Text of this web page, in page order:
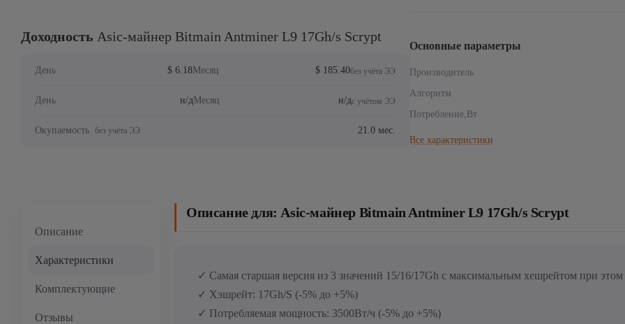
Доходность Asic-майнер Bitmain Antminer L9 17Gh/s Scrypt
День $ 6.18Месяц $ 185.40без учёта ЭЭ
День н/дМесяц н/дс учётом ЭЭ
Окупаемость без учёта ЭЭ 21.0 мес.
Основные параметры
Производитель
Алгоритм
Потребление,Вт
Все характеристики
Описание
Характеристики
Комплектующие
Отзывы
Описание для: Asic-майнер Bitmain Antminer L9 17Gh/s Scrypt
✓ Самая старшая версия из 3 значений 15/16/17Gh с максимальным хешрейтом при
✓ Хэшрейт: 17Gh/S (-5% до +5%)
✓ Потребляемая мощность: 3500Вт/ч (-5% до +5%)